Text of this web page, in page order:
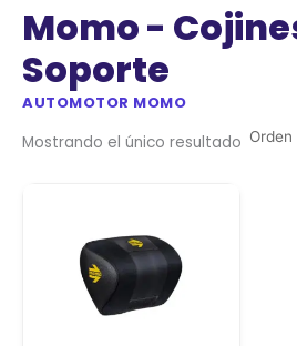
Momo -
Soporte
AUTOMOTOR MOMO
Mostrando el único resultado